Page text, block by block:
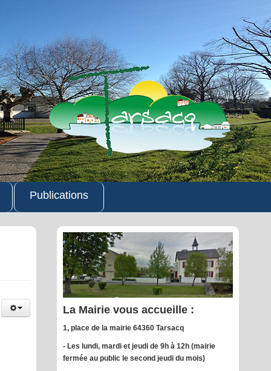
Publications
La Mairie vous accueille :
1, place de la mairie 64360 Tarsacq
- Les lundi, mardi et jeudi de 9h à 12h (mairie
fermée au public le second jeudi du mois)